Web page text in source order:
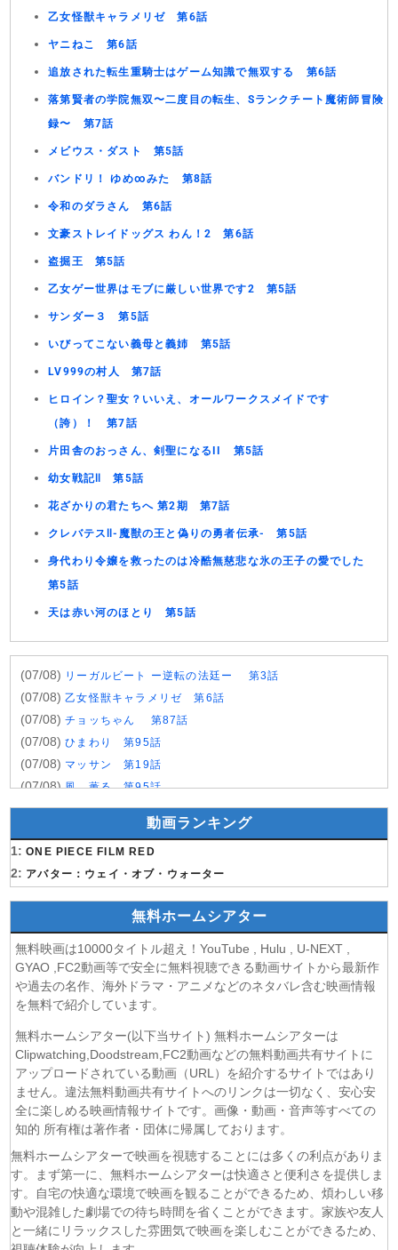
乙女怪獣キャラメリゼ 第6話
ヤニねこ 第6話
追放された転生重騎士はゲーム知識で無双する 第6話
落第賢者の学院無双〜二度目の転生、Sランクチート魔術師冒険
録〜 第7話
メビウス・ダスト 第5話
バンドリ！ ゆめ∞みた 第8話
令和のダラさん 第6話
文豪ストレイドッグス わん！2 第6話
盗掘王 第5話
乙女ゲー世界はモブに厳しい世界です2 第5話
サンダー３ 第5話
いびってこない義母と義姉 第5話
LV999の村人 第7話
ヒロイン？聖女？いいえ、オールワークスメイドです
（誇）！ 第7話
片田舎のおっさん、剣聖になるII 第5話
幼女戦記Ⅱ 第5話
花ざかりの君たちへ 第2期 第7話
クレバテスⅡ-魔獣の王と偽りの勇者伝承- 第5話
身代わり令嬢を救ったのは冷酷無慈悲な氷の王子の愛でした
第5話
天は赤い河のほとり 第5話
(07/08) リーガルビート ー逆転の法廷ー 第3話
(07/08)乙女怪獣キャラメリゼ 第6話
(07/08)チョッちゃん 第87話
(07/08)ひまわり 第95話
(07/08) マッサン 第19話
(07/08)風、薫る 第95話
(07/08)夫婦と16歳〜狂気の隣人〜 第6話
今から、親友やめようか。 第7話
(07/08)未婚詐欺 私の知らない彼の顔 第4話
(07/08)ヤニねこ 第6話
追放された転生重騎士はゲーム知識で無双する 第6話
一緒にごはんをたべるだけ 第6話
(06/08)夫に不倫をお願いされました 第5話
(06/08)親愛なる夫へ〜完璧な妻の嘘〜 第6話
(06/08)落第賢者の学院無双〜二度目の転生、Sランクチート魔術
師冒険録〜 第7話
(06/08) メビウス・ダスト 第5話
(06/08)バンドリ！ ゆめ∞みた 第8話
(06/08) 心配無用ノ介 天下御免 第4話
(06/08)ラストノート 第5話
(06/08)令和のダラさん 第6話
(06/08)文豪ストレイドッグス わん！2 第6話
(06/08)大空港〜GATE24〜 第3話
(06/08)盗掘王 第5話
(06/08) 乙女ゲー世界はモブに厳しい世界です2 第5話
(06/08) チョッちゃん 第86話
動画ランキング
1: ONE PIECE FILM RED
2: アバター：ウェイ・オブ・ウォーター
無料ホームシアター
無料映画は10000タイトル超え！YouTube , Hulu , U-NEXT ,
GYAO ,FC2動画等で安全に無料視聴できる動画サイトから最新作
や過去の名作、海外ドラマ・アニメなどのネタバレ含む映画情報
を無料で紹介しています。
無料ホームシアター(以下当サイト) 無料ホームシアターは
Clipwatching,Doodstream,FC2動画などの無料動画共有サイトに
アップロードされている動画（URL）を紹介するサイトではあり
ません。違法無料動画共有サイトへのリンクは一切なく、安心安
全に楽しめる映画情報サイトです。画像・動画・音声等すべての
知的 所有権は著作者・団体に帰属しております。
無料ホームシアターで映画を視聴することには多くの利点がありま
す。まず第一に、無料ホームシアターは快適さと便利さを提供しま
す。自宅の快適な環境で映画を観ることができるため、煩わしい移
動や混雑した劇場での待ち時間を省くことができます。家族や友人
と一緒にリラックスした雰囲気で映画を楽しむことができるため、